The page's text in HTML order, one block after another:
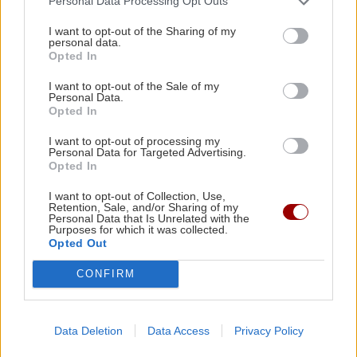
I want to opt-out of the Sharing of my
personal data.
Opted In
I want to opt-out of the Sale of my
Personal Data.
Opted In
I want to opt-out of processing my
Personal Data for Targeted Advertising.
Opted In
I want to opt-out of Collection, Use,
Retention, Sale, and/or Sharing of my
Personal Data that Is Unrelated with the
Purposes for which it was collected.
Opted Out
CONFIRM
Data Deletion Data Access Privacy Policy
UEFA: «Το μποϊκοτάζ στις διοργανώσεις της
FIFA παραμένει σε ισχύ»
22:19
ΑΘΛΗΤΙΚΑ
Europa League: Η ΤΣΣΚΑ Σόφιας διέλυσε 3-0
την Μακάμπι Τελ Αβίβ και ετοιμάζεται για
ΟΦΗ (βίντεο)
ΠΕΡΙΕΡΓΑ - ΠΑΡΑΞΕΝΑ
Βέλγιο: Ζει σε πλωτό σπίτι 23 μέτρων εδώ και
χρόνια
GOSSIP - LIFESTYLE
Γιώργος Λιάγκας: «Ο Τζορτζ Κλούνεϊ της
ΠΕΡΙΣΣΟΤΕΡΑ
GOSSIP - LIFESTYLE
Η Μπάρμπρα Στρέιζαντ υπογράφει το
πρώτο της παιδικό βιβλίο